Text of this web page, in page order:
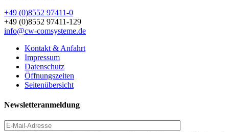
+49 (0)8552 97411-0
+49 (0)8552 97411-129
info@cw-comsysteme.de
Kontakt & Anfahrt
Impressum
Datenschutz
Öffnungszeiten
Seitenübersicht
Newsletteranmeldung